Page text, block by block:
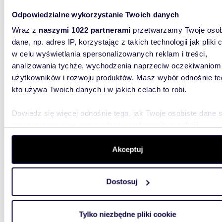
Odpowiedzialne wykorzystanie Twoich danych
Wraz z naszymi 1022 partnerami przetwarzamy Twoje
dane, np. adres IP, korzystając z takich technologii jak pliki
w celu wyświetlania spersonalizowanych reklam i treści,
analizowania tychże, wychodzenia naprzeciw oczekiwaniom
użytkowników i rozwoju produktów. Masz wybór odnośnie
kto używa Twoich danych i w jakich celach to robi.
Dowiedz się więcej odnośnie tego, jak Twoje osobiste dane
szczegółów. W Deklaracji plików cookie możesz zmienić
wycofać swoją zgodę w dowolnej chwili.
aby oferować funkcje społecznościowe i analizować ruch w
witrynie. Informacje o tym, jak korzystasz z naszej witryny,
analitycznym. Partnerzy mogą połączyć te informacje z
Akceptuj
Dostosuj
Tylko niezbędne pliki cookie
536
Przestronne 3-pokojowe mieszkanie z balkonem i